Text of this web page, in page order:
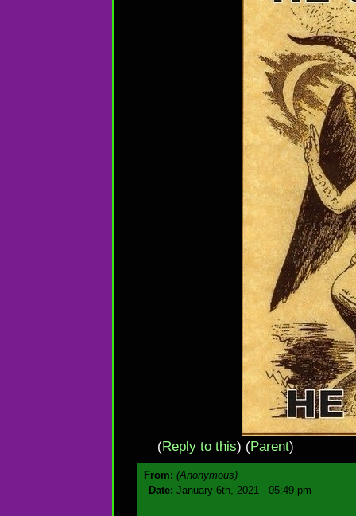
(Reply to this) (Parent)
From: (Anonymous)
Date: January 6th, 2021 - 05:49 pm